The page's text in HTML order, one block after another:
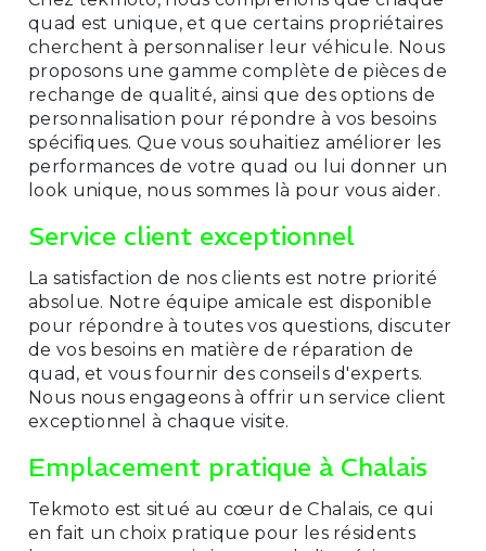
quad est unique, et que certains propriétaires
cherchent à personnaliser leur véhicule. Nous
proposons une gamme complète de pièces de
rechange de qualité, ainsi que des options de
personnalisation pour répondre à vos besoins
spécifiques. Que vous souhaitiez améliorer les
performances de votre quad ou lui donner un
look unique, nous sommes là pour vous aider.
Service client exceptionnel
La satisfaction de nos clients est notre priorité
absolue. Notre équipe amicale est disponible
pour répondre à toutes vos questions, discuter
de vos besoins en matière de réparation de
quad, et vous fournir des conseils d'experts.
Nous nous engageons à offrir un service client
exceptionnel à chaque visite.
Emplacement pratique à Chalais
Tekmoto est situé au cœur de Chalais, ce qui
en fait un choix pratique pour les résidents